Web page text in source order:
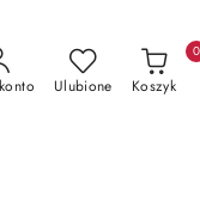
Ulubione Koszyk
0